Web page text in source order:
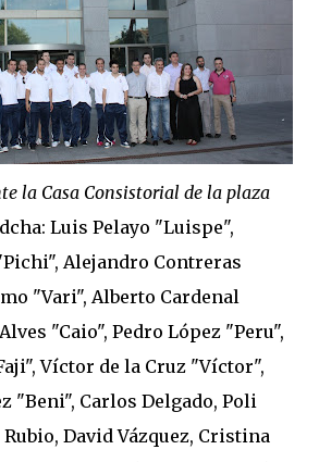
la Casa Consistorial de la plaza
Luis Pelayo "Luispe",
Alejandro Contreras
"Vari", Alberto Cardenal
"Caio", Pedro López "Peru",
Víctor de la Cruz "Víctor",
"Beni", Carlos Delgado, Poli
David Vázquez, Cristina